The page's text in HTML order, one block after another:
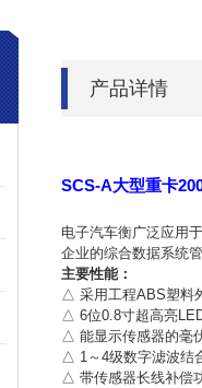
产品详情
SCS-A大型重卡
电子汽车衡广泛应用
企业的综合数据系统
主要性能：
△ 采用工程ABS塑料
△ 6位0.8寸超高亮
△ 能显示传感器的毫
△ 1～4级数字滤波结
△ 带传感器长线补偿